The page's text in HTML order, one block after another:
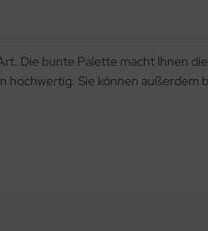
Die bunte Palette macht Ihnen
hochwertig. Sie können außerdem